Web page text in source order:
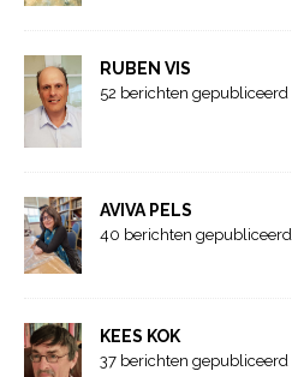
RUBEN VIS
52 berichten gepubliceerd
AVIVA PELS
40 berichten gepubliceerd
KEES KOK
37 berichten gepubliceerd